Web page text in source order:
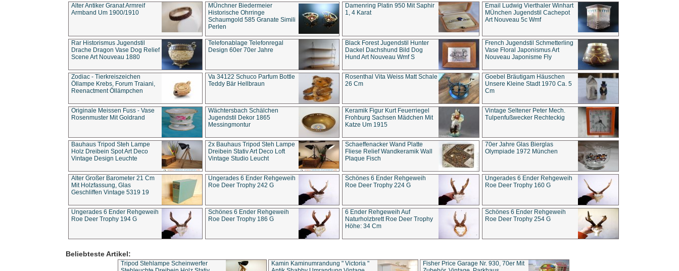
Alter Antiker Granat Armreif
Armband Um 1900/1910
MÜnchner Biedermeier
Historische Ohrringe
Schaumgold 585 Granate Simili
Perlen
Damenring Platin 950 Mit Saphir
1, 4 Karat
Email Ludwig Vierthaler Winhart
MÜnchen Jugendstil Cachepot
Art Nouveau 5c Wmf
Rar Historismus Jugendstil
Drache Dragon Vase Dog Relief
Scene Art Nouveau 1880
Telefonablage Telefonregal
Design 60er 70er Jahre
Black Forest Jugendstil Hunter
Dackel Dachshund Bild Dog
Hund Art Nouveau Wmf S
French Jugendstil Schmetterling
Vase Floral Japonismus Art
Nouveau Japonisme Fly
Zodiac - Tierkreiszeichen
Öllampe Krebs, Forum Traiani,
Reenactment Öllämpchen
Va 34122 Schuco Parfum Bottle
Teddy Bär Hellbraun
Rosenthal Vita Weiss Matt Schale
26 Cm
Goebel Bräutigam Häuschen
Unsere Kleine Stadt 1970 Ca. 5
Cm
Originale Meissen Fuss - Vase
Rosenmuster Mit Goldrand
Wächtersbach Schälchen
Jugendstil Dekor 1865
Messingmontur
Keramik Figur Kurt Feuerriegel
Frohburg Sachsen Mädchen Mit
Katze Um 1915
Vintage Seltener Peter Mech.
Tulpenfußwecker Rechteckig
Bauhaus Tripod Steh Lampe
Holz Dreibein Spot Art Deco
Vintage Design Leuchte
2x Bauhaus Tripod Steh Lampe
Dreibein Stativ Art Deco Loft
Vintage Studio Leucht
Schaeffenacker Wand Platte
Fliese Relief Wandkeramik Wall
Plaque Fisch
70er Jahre Glas Bierglas
Olympiade 1972 München
Alter Großer Barometer 21 Cm
Mit Holzfassung, Glas
Geschliffen Vintage 5319 19
Ungerades 6 Ender Rehgeweih
Roe Deer Trophy 242 G
Schönes 6 Ender Rehgeweih
Roe Deer Trophy 224 G
Ungerades 6 Ender Rehgeweih
Roe Deer Trophy 160 G
Ungerades 6 Ender Rehgeweih
Roe Deer Trophy 194 G
Schönes 6 Ender Rehgeweih
Roe Deer Trophy 186 G
6 Ender Rehgeweih Auf
Naturholzbrett Roe Deer Trophy
Höhe: 34 Cm
Schönes 6 Ender Rehgeweih
Roe Deer Trophy 254 G
Beliebteste Artikel:
Tripod Stehlampe Scheinwerfer
Kamin Kaminumrandung " Victoria "
Fisher Price Garage Nr. 930, 70er Mit